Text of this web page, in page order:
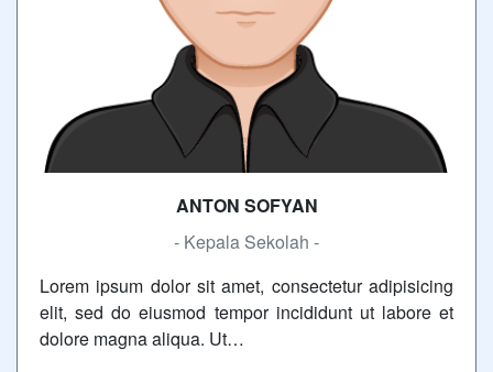
ANTON SOFYAN
- Kepala Sekolah -
Lorem ipsum dolor sit amet, consectetur adipisicing
elit, sed do eiusmod tempor incididunt ut labore et
dolore magna aliqua. Ut…